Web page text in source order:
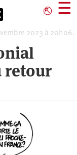
⎋ ☰
2023 à 20h06.
retour